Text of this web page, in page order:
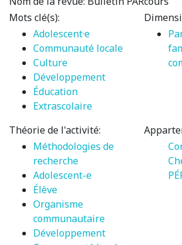
Mots clé(s):
Adolescent·e
Communauté locale
Culture
Développement
Éducation
Extrascolaire
Théorie de l'activité:
Méthodologies de
recherche
Adolescent-e
Élève
Organisme
communautaire
Développement